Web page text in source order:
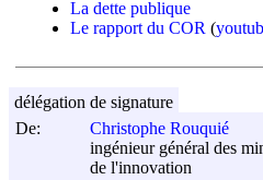
La dette publique
Le rapport du COR (
De:
Christophe Rouquié
ingénieur général des
de l'innovation
délégation de signature